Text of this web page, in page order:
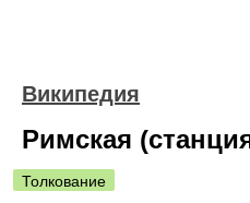
Википедия
Римская
Толкование